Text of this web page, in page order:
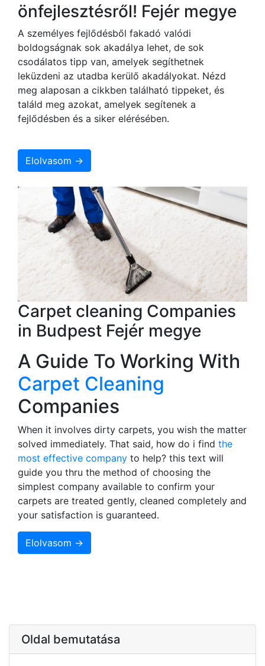
önfejlesztésről! Fejér megye
A személyes fejlődésből fakadó valódi
boldogságnak sok akadálya lehet, de sok
csodálatos tipp van, amelyek segíthetnek
leküzdeni az utadba kerülő akadályokat. Nézd
meg alaposan a cikkben található tippeket, és
találd meg azokat, amelyek segítenek a
fejlődésben és a siker elérésében.
Elolvasom →
Carpet cleaning Companies
in Budpest Fejér megye
A Guide To Working With
Carpet Cleaning
Companies
When it involves dirty carpets, you wish the matter
solved immediately. That said, how do i find the
most effective company to help? this text will
guide you thru the method of choosing the
simplest company available to confirm your
carpets are treated gently, cleaned completely and
your satisfaction is guaranteed.
Elolvasom →
Oldal bemutatása